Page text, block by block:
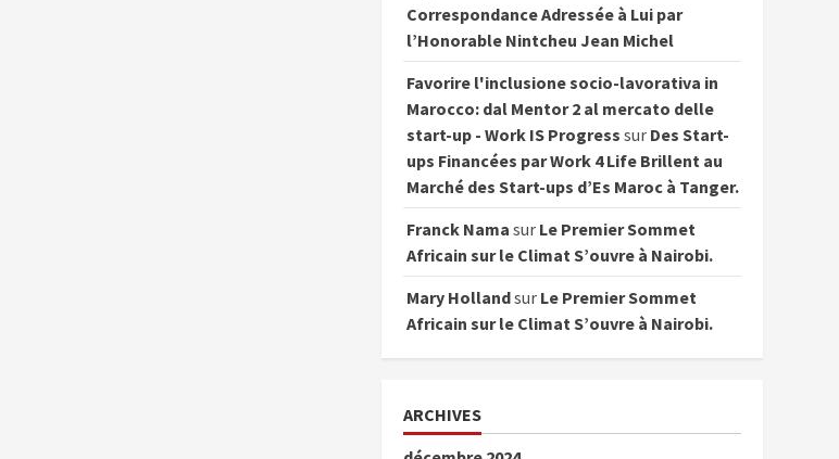
Correspondance Adressée à Lui par
l’Honorable Nintcheu Jean Michel
Favorire l'inclusione socio-lavorativa in
Marocco: dal Mentor 2 al mercato delle
start-up - Work IS Progress sur Des Start-
ups Financées par Work 4 Life Brillent au
Marché des Start-ups d’Es Maroc à Tanger.
Franck Nama sur Le Premier Sommet
Africain sur le Climat S’ouvre à Nairobi.
Mary Hollandsur Le Premier Sommet
Africain sur le Climat S’ouvre à Nairobi.
ARCHIVES